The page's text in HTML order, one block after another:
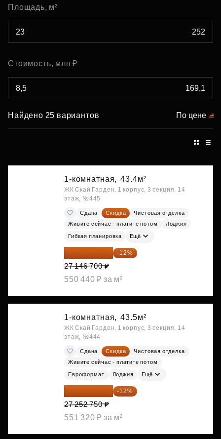
Площадь, м²
Стоимость, млн ₽
Найдено 25 вариантов По цене
1-комнатная, 43.4м²
ЖК Скай Гарден, 1 корпус, 3 секция, 14
этаж, №445
Сдана Скидка
Чистовая отделка
Живите сейчас - платите потом
Лоджия
Гибкая планировка Ещё
23 889 096 ₽ -12%
27 146 700 ₽
550 440 ₽ за м²
1-комнатная, 43.5м²
ЖК Скай Гарден, 1 корпус, 3 секция, 14
этаж, №444
Сдана Скидка
Чистовая отделка
Живите сейчас - платите потом
Евроформат Лоджия Ещё
23 982 420 ₽ -12%
27 252 750 ₽
551 320 ₽ за м²